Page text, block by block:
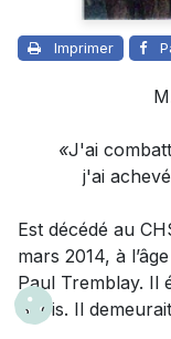
Imprimer
«J'ai
j'ai
Est décédé au
mars 2014, à
Paul Tremblay. Il
Sirois. Il